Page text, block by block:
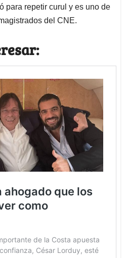
para repetir curul y es uno de
del CNE.